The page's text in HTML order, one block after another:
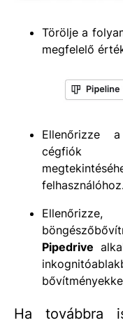
Törölje a
megfelelő
Ellenőrizze
cégfiók
felhasználóhoz.
Pipedrive
Ha továbbra